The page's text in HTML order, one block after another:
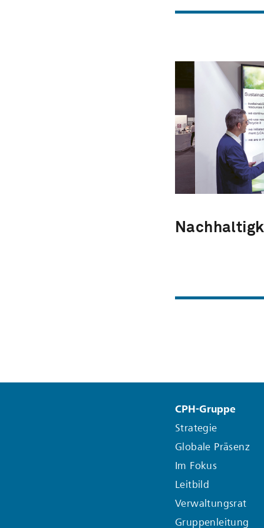
CPH-Gruppe
Strategie
Globale Präsenz
Im Fokus
Leitbild
Verwaltungsrat
Gruppenleitung